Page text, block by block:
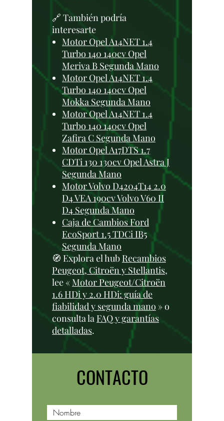
🔗 También podría
interesarte
Motor Opel A14NET 1.4
Turbo 140 140cv Opel
Meriva B Segunda Mano
Motor Opel A14NET 1.4
Turbo 140 140cv Opel
Mokka Segunda Mano
Motor Opel A14NET 1.4
Turbo 140 140cv Opel
Zafira C Segunda Mano
Motor Opel A17DTS 1.7
CDTi 130 130cv Opel Astra J
Segunda Mano
Motor Volvo D4204T14 2.0
D4 VEA 190cv Volvo V60 II
D4 Segunda Mano
Caja de Cambios Ford
EcoSport 1.5 TDCi IB5
Segunda Mano
🧭 Explora el hub Recambios
Peugeot, Citroën y Stellantis,
lee « Motor Peugeot/Citroën
1.6 HDi y 2.0 HDi: guía de
fiabilidad y segunda mano » o
consulta la FAQ y garantías
detalladas.
CONTACTO